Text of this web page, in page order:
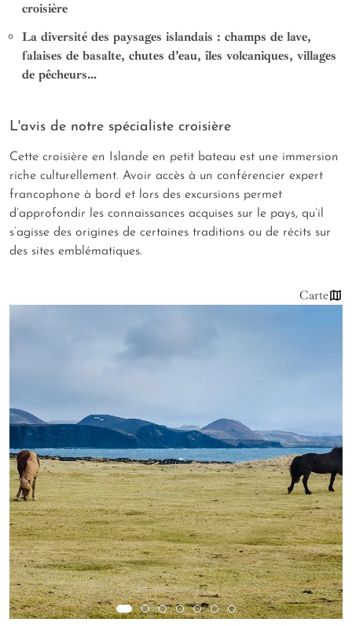
croisière
La diversité des paysages islandais : champs de lave,
falaises de basalte, chutes d’eau, îles volcaniques, villages
de pêcheurs…
L'avis de notre spécialiste croisière
Cette croisière en Islande en petit bateau est une immersion
riche culturellement. Avoir accès à un conférencier expert
francophone à bord et lors des excursions permet
d’approfondir les connaissances acquises sur le pays, qu’il
s’agisse des origines de certaines traditions ou de récits sur
des sites emblématiques.
Carte